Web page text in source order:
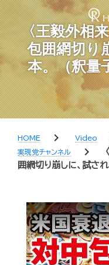
〈王毅外相
包囲網切り
本。（釈量
HOME chevron_right Video
実現党チャンネル
chevron_right
囲網切り崩しに、試され